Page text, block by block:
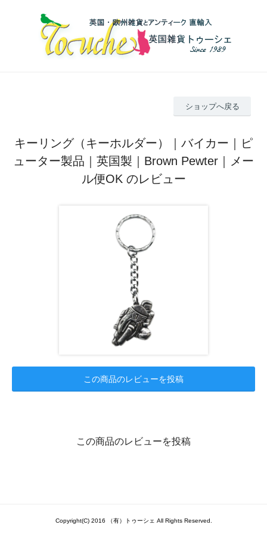
ショップへ戻る
キーリング（キーホルダー）｜バイカー｜ピ
ューター製品｜英国製｜Brown Pewter｜メー
ル便OK のレビュー
この商品のレビューを投稿
この商品のレビューを投稿
Copyright(C) 2016 （有）トゥーシェ All Rights Reserved.